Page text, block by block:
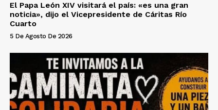
El Papa León XIV visitará el país: «es una gran
noticia», dijo el Vicepresidente de Cáritas Río
Cuarto
5 De Agosto De 2026